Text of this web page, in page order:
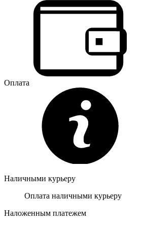
Оплата
Наличными курьеру
Оплата наличными курьеру
Наложенным платежем